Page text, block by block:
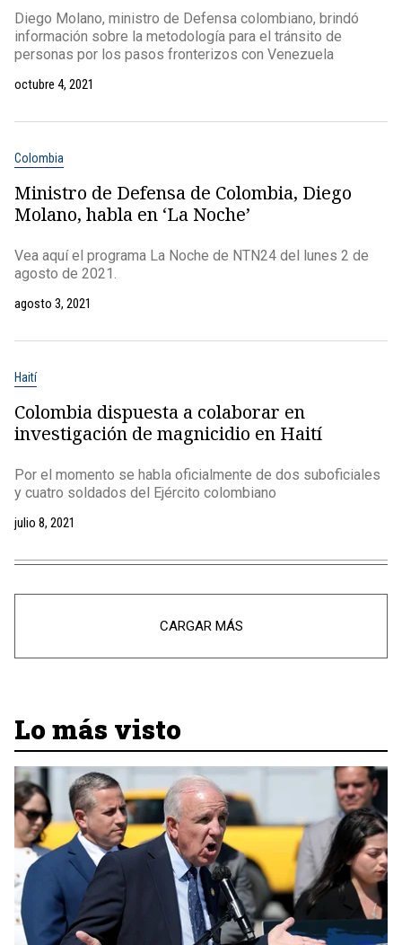
Diego Molano, ministro de Defensa colombiano, brindó
información sobre la metodología para el tránsito de
personas por los pasos fronterizos con Venezuela
octubre 4, 2021
Colombia
Ministro de Defensa de Colombia, Diego
Molano, habla en ‘La Noche’
Vea aquí el programa La Noche de NTN24 del lunes 2 de
agosto de 2021.
agosto 3, 2021
Haití
Colombia dispuesta a colaborar en
investigación de magnicidio en Haití
Por el momento se habla oficialmente de dos suboficiales
y cuatro soldados del Ejército colombiano
julio 8, 2021
CARGAR MÁS
Lo más visto